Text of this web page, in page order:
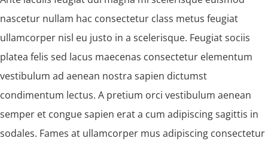
nascetur nullam hac consectetur class metus feugiat
ullamcorper nisl eu justo in a scelerisque. Feugiat sociis
platea felis sed lacus maecenas consectetur elementum
vestibulum ad aenean nostra sapien dictumst
condimentum lectus. A pretium orci vestibulum aenean
semper et congue sapien erat a cum adipiscing sagittis in
sodales. Fames at ullamcorper mus adipiscing consectetur